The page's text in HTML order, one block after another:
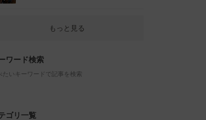
もっと見る
ワード検索
たいキーワードで記事を検索
ゴリ一覧